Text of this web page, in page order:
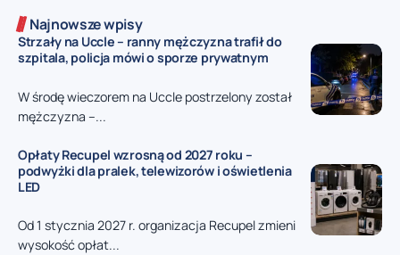
Najnowsze wpisy
Strzały na Uccle – ranny mężczyzna trafił do
szpitala, policja mówi o sporze prywatnym
W środę wieczorem na Uccle postrzelony został
mężczyzna –...
Opłaty Recupel wzrosną od 2027 roku –
podwyżki dla pralek, telewizorów i oświetlenia
LED
Od 1 stycznia 2027 r. organizacja Recupel zmieni
wysokość opłat...